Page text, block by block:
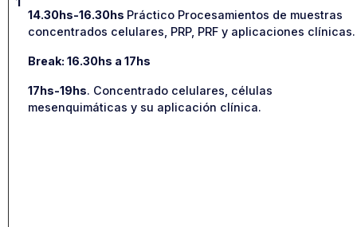
14.30hs-16.30hs Práctico Procesamientos de muestras
concentrados celulares, PRP, PRF y aplicaciones clínicas.
Break: 16.30hs a 17hs
17hs-19hs. Concentrado celulares, células
mesenquimáticas y su aplicación clínica.